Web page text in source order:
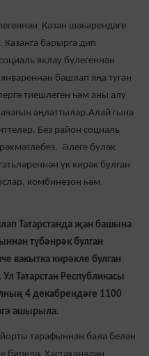
Казан шәһәрендәге
Казанга барырга дип
яклау бүлегеннән
башлап яңа туган
тиешлеген һәм аны алу
аңлаттылар.Алай гына
Без район социаль
Әлеге бүләк
үк кирәк булган
комбинезон һәм
Татарстанда җан башына
түбәнрәк булган
вакытка кирәкле булган
Татарстан Республикасы
4 декабрендәге 1100
ашырыла.
тарафыннан бала белән